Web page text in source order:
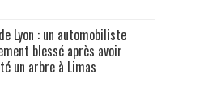
Lyon : un automobiliste
blessé après avoir
un arbre à Limas